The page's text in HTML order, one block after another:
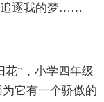
追逐我的梦……
花”，小学四年级
它有一个骄傲的